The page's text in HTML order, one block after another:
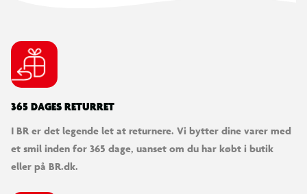
365 DAGES RETURRET
I BR er det legende let at returnere. Vi bytter dine varer med
et smil inden for 365 dage, uanset om du har købt i butik
eller på BR.dk.